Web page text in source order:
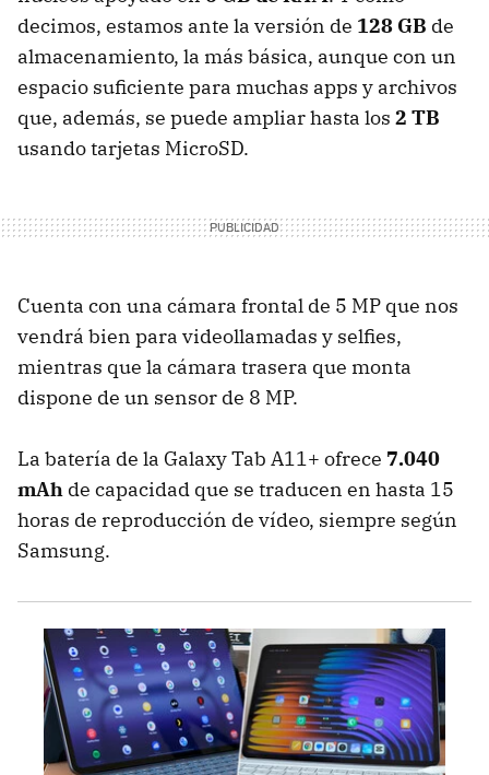
decimos, estamos ante la versión de 128 GB de
almacenamiento, la más básica, aunque con un
espacio suficiente para muchas apps y archivos
que, además, se puede ampliar hasta los 2 TB
usando tarjetas MicroSD.
Cuenta con una cámara frontal de 5 MP que nos
vendrá bien para videollamadas y selfies,
mientras que la cámara trasera que monta
dispone de un sensor de 8 MP.
La batería de la Galaxy Tab A11+ ofrece 7.040
mAh de capacidad que se traducen en hasta 15
horas de reproducción de vídeo, siempre según
Samsung.